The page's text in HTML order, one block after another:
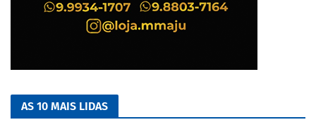
AS 10 MAIS LIDAS